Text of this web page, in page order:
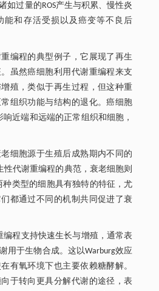
如过量的ROS产生与积累、慢性炎
能和存活受损以及癌变等不良后
编程的典型例子，它展现了再生
虽然癌细胞利用代谢重编程来支
殖，类似于再生过程，但这种重
组织功能与结构的退化。癌细胞
响近端和远端的正常组织和细胞，
细胞源于生殖后成熟期内不同的
性代谢重编程的典范，衰老细胞则
种类型的细胞具有独特的特征，尤
都通过不同的机制共同促进了衰
编程支持快速生长与增殖，通常表
用于生物合成。这以Warburg效应
有氧环境下也主要依赖糖酵解。
于转向更具分解代谢的途径，表